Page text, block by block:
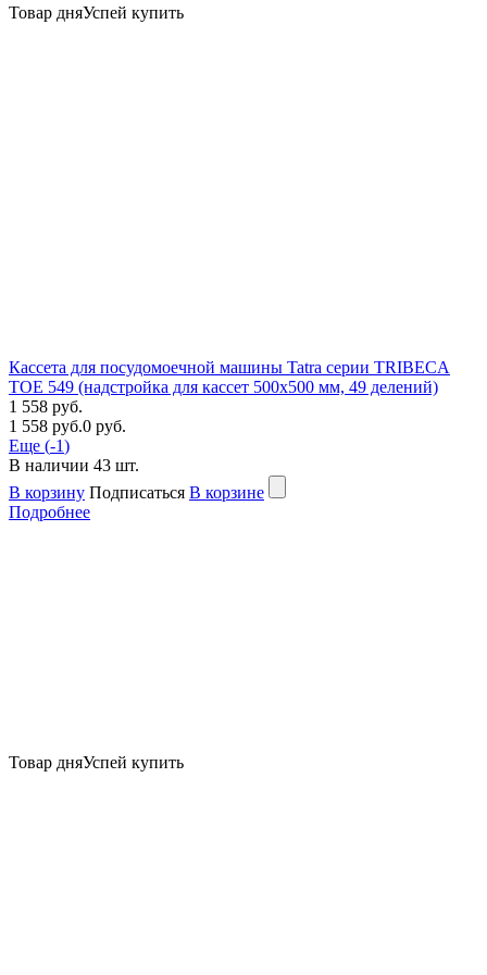
Товар дняУспей купить
Кассета для посудомоечной машины Tatra серии TRIBECA
TOE 549 (надстройка для кассет 500х500 мм, 49 делений)
1 558 руб.
1 558 руб.0 руб.
Еще (-1)
В наличии 43 шт.
В корзину Подписаться В корзине
Подробнее
Товар дняУспей купить